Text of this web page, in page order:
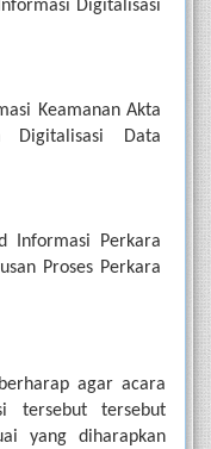
Digitalisasi
Keamanan Akta
Digitalisasi Data
Informasi Perkara
Proses Perkara
agar acara
tersebut tersebut
yang diharapkan